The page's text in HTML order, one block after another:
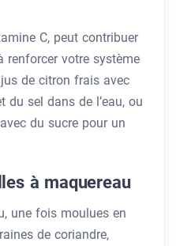
C, peut contribuer
renforcer votre système
de citron frais avec
du sel dans de l’eau, ou
du sucre pour un
à maquereau
une fois moulues en
de coriandre,